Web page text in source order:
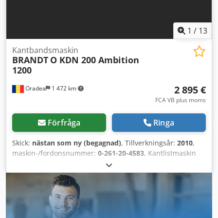
1 / 13
Oradea 1 472 km
Kantbandsmaskin
BRANDT O KDN 200 Ambition
1200
2 895 €
FCA VB plus moms
Förfråga Ringa
Skick: nästan som ny (begagnad), Tillverkningsår: 2010,
maskin-/fordonsnummer: 0-261-20-4583, Kantlistmaskin
BRANDT, Typ O KDN 200 Ambition 1200, begagnad,
Tillverkningsår: 2010 Lufttryck: 6 bar Strömförsörjning:
400V – 3-fas – 50 Hz Total effekt: 4 kW Arbetsstyckets
tjocklek: från 0,3 / 4 till -8,50 mm Utsugsdiameter: 3 x 60
mm Arbetshöjd: 950 mm Matnings-/Förseglingshastighet:
10 m/min Max kantbandsavskärning: 0,4 mm – 3,0 x 45 mm